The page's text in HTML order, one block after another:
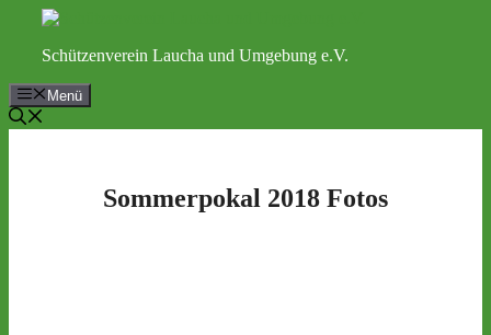
springenSchützenverein Laucha und Umgebung e.V.
Menü
Sommerpokal 2018 Fotos